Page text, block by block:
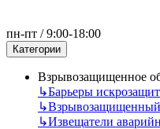
пн-пт / 9:00-18:00
Категории
Взрывозащищенное
↳Барьеры
↳
↳Извещатели